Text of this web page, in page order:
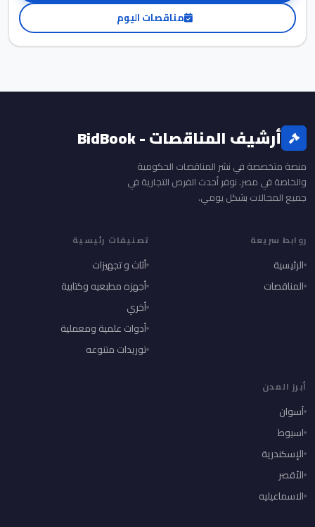
مناقصات اليوم
أرشيف المناقصات - BidBook
منصة متخصصة في نشر المناقصات الحكومية
والخاصة في مصر. نوفر أحدث الفرص التجارية في
جميع المجالات بشكل يومي.
روابط سريعة
الرئيسية
المناقصات
تصنيفات رئيسية
أثاث و تجهيزات
أجهزه مطبعيه وكتابية
أخري
أدوات علمية ومعملية
توريدات متنوعه
أبرز المدن
أسوان
اسيوط
الإسكندرية
الأقصر
الاسماعيليه